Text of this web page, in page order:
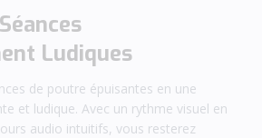
Ludiques
de poutre épuisantes en une
et ludique. Avec un rythme visuel en
audio intuitifs, vous resterez